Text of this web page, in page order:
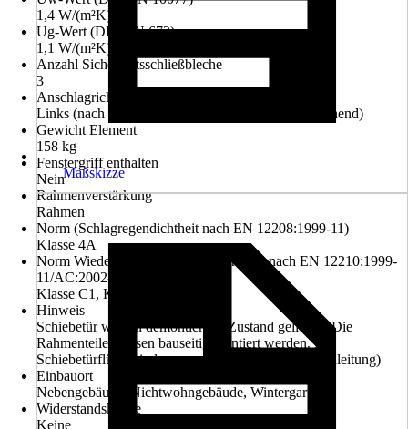
1,4 W/(m²K)
Ug-Wert (DIN EN 673)
1,1 W/(m²K)
Anzahl Sicherheitsschließbleche
3
Anschlagrichtung
Links (nach innen öffnend), Rechts (nach innen öffnend)
Gewicht Element
158 kg
Fenstergriff enthalten
Nein
Rahmenverstärkung
Rahmen
Norm (Schlagregendichtheit nach EN 12208:1999-11)
Klasse 4A
Norm Wiederstandsfähigkeit b.Windlast nach EN 12210:1999-
11/AC:2002-08
Klasse C1, Klasse B2, Klasse A3
Hinweis
Schiebetür wird in demontiertem Zustand geliefert. Die
Rahmenteile müssen bauseitig montiert werden. Die
Schiebetürflügel sind vormontiert. (siehe Montageanleitung)
Einbauort
Nebengebäude, Nichtwohngebäude, Wintergarten
Widerstandsklasse
Keine
Maßskizze